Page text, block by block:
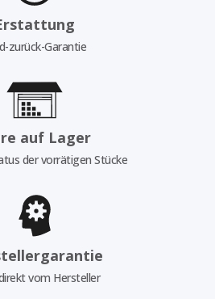
zurück-Garantie
auf Lager
der vorrätigen Stücke
vom Hersteller